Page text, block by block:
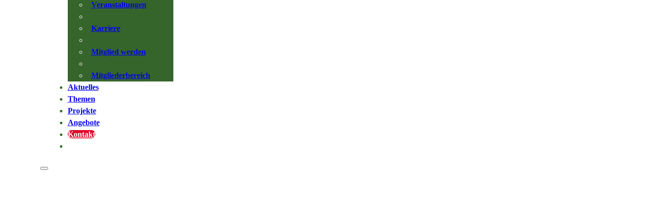
Veranstaltungen
Karriere
Mitglied werden
Mitgliederbereich
Aktuelles
Themen
Projekte
Angebote
Kontakt